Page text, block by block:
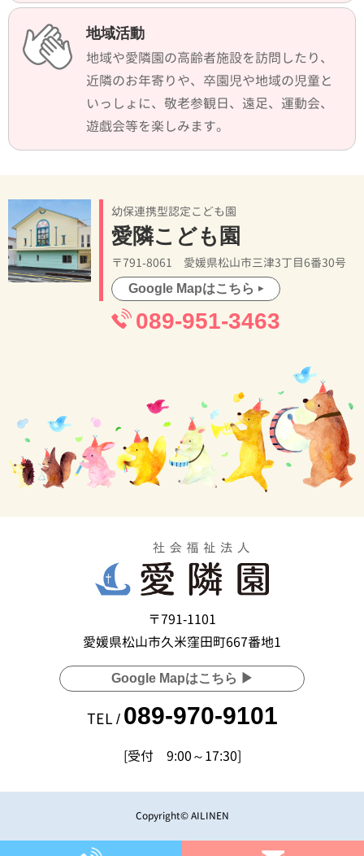
地域活動
地域や愛隣園の高齢者施設を訪問したり、
近隣のお年寄りや、卒園児や地域の児童と
いっしょに、敬老参観日、遠足、運動会、
遊戯会等を楽しみます。
幼保連携型認定こども園
愛隣こども園
〒791-8061 愛媛県松山市三津3丁目6番30号
Google Mapはこちら
089-951-3463
〒791-1101
愛媛県松山市久米窪田町667番地1
Google Mapはこちら ▶
TEL / 089-970-9101
[受付 9:00～17:30]
Copyright© AILINEN